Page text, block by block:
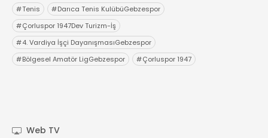
#Tenis #Darıca Tenis KulübüGebzespor
#Çorluspor 1947Dev Turizm-İş
#4. Vardiya İşçi DayanışmasıGebzespor
#Bölgesel Amatör LigGebzespor #Çorluspor 1947
Web TV